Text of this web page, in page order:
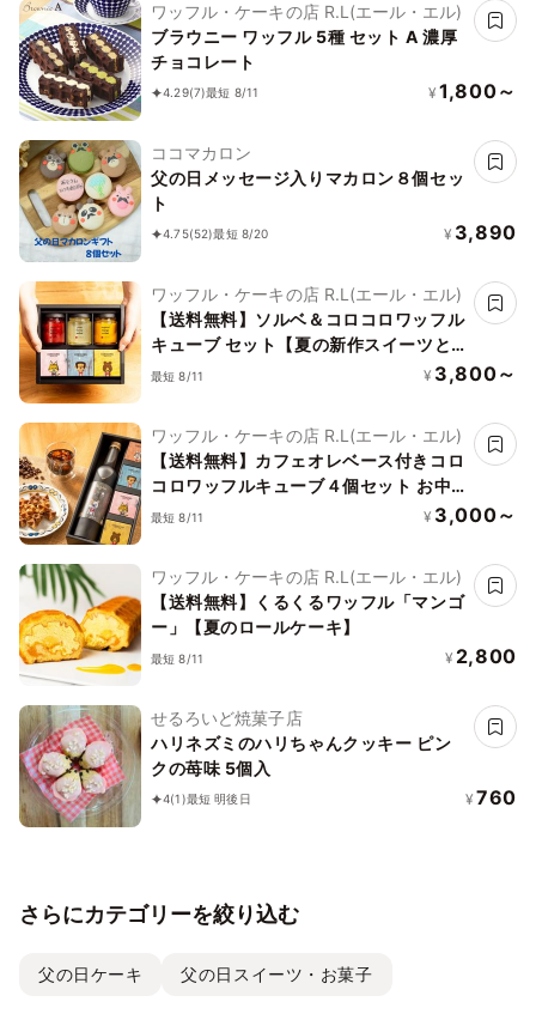
ワッフル・ケーキの店 R.L(エール・エル)
ブラウニー ワッフル 5種 セット A 濃厚
チョコレート
4.29(7)最短 8/11 ¥ 1,800～
ココマカロン
父の日メッセージ入りマカロン８個セッ
ト
4.75(52)最短 8/20 ¥ 3,890
ワッフル・ケーキの店 R.L(エール・エル)
【送料無料】ソルベ＆コロコロワッフル
キューブ セット【夏の新作スイーツと
定番焼き菓子】お中元2026
最短 8/11 ¥ 3,800～
ワッフル・ケーキの店 R.L(エール・エル)
【送料無料】カフェオレベース付きコロ
コロワッフルキューブ４個セット お中
元2026
最短 8/11 ¥ 3,000～
ワッフル・ケーキの店 R.L(エール・エル)
【送料無料】くるくるワッフル「マンゴ
ー」【夏のロールケーキ】
最短 8/11 ¥ 2,800
せるろいど焼菓子店
ハリネズミのハリちゃんクッキー ピン
クの苺味 5個入
4(1)最短 明後日 ¥ 760
さらにカテゴリーを絞り込む
父の日ケーキ 父の日スイーツ・お菓子